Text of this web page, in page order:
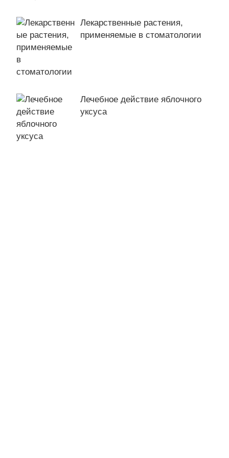
Лекарственные растения,
применяемые в стоматологии
Лечебное действие яблочного
уксуса